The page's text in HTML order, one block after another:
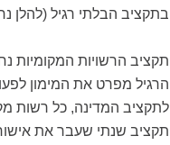
בתקציב הבלתי רגיל (להלן
תקציב הרשויות המקומיות
הרגיל מפרט את המימון
לתקציב המדינה, כל רשות
תקציב שנתי שעבר את